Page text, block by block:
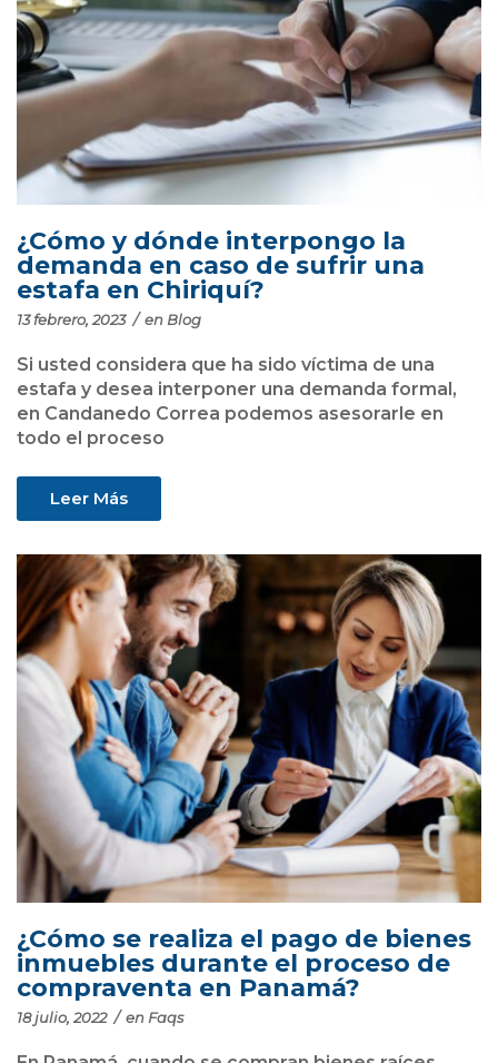
¿Cómo y dónde interpongo la
demanda en caso de sufrir una
estafa en Chiriquí?
13 febrero, 2023 /en Blog
Si usted considera que ha sido víctima de una
estafa y desea interponer una demanda formal,
en Candanedo Correa podemos asesorarle en
todo el proceso
Leer Más
¿Cómo se realiza el pago de bienes
inmuebles durante el proceso de
compraventa en Panamá?
18 julio, 2022 /en Faqs